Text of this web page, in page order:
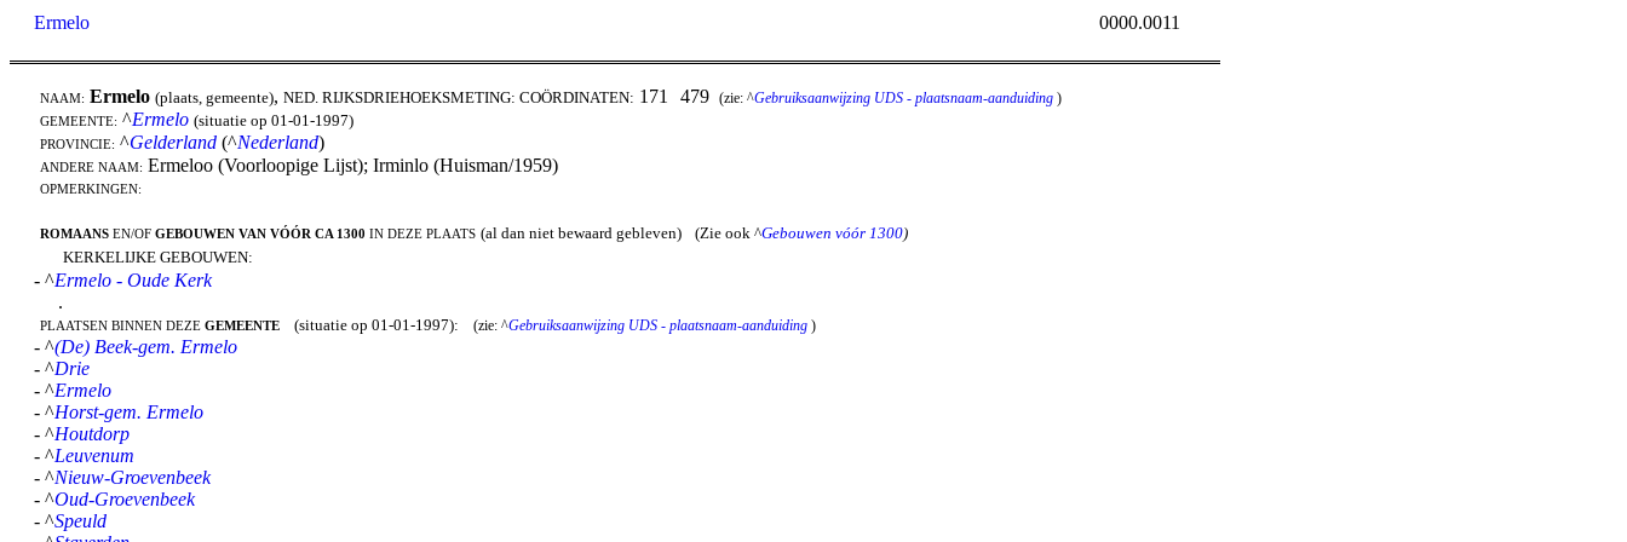
Ermelo 0000.0011
NAAM: Ermelo (plaats, gemeente), NED. RIJKSDRIEHOEKSMETING: COÖRDINATEN: 171 479 (zie: ^Gebruiksaanwijzing UDS - plaatsnaam-aanduiding )
GEMEENTE: ^Ermelo (situatie op 01-01-1997)
PROVINCIE: ^Gelderland (^Nederland)
ANDERE NAAM: Ermeloo (Voorloopige Lijst); Irminlo (Huisman/1959)
OPMERKINGEN:
ROMAANS EN/OF GEBOUWEN VAN VÓÓR CA 1300 IN DEZE PLAATS (al dan niet bewaard gebleven) (Zie ook ^Gebouwen vóór 1300)
KERKELIJKE GEBOUWEN:
- ^Ermelo - Oude Kerk
.
PLAATSEN BINNEN DEZE GEMEENTE (situatie op 01-01-1997): (zie: ^Gebruiksaanwijzing UDS - plaatsnaam-aanduiding )
- ^(De) Beek-gem. Ermelo
- ^Drie
- ^Ermelo
- ^Horst-gem. Ermelo
- ^Houtdorp
- ^Leuvenum
- ^Nieuw-Groevenbeek
- ^Oud-Groevenbeek
- ^Speuld